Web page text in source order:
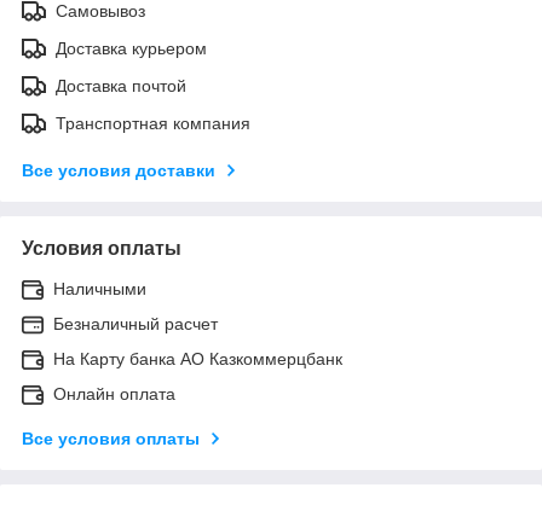
Самовывоз
Доставка курьером
Доставка почтой
Транспортная компания
Все условия доставки
Условия оплаты
Наличными
Безналичный расчет
На Карту банка АО Казкоммерцбанк
Онлайн оплата
Все условия оплаты